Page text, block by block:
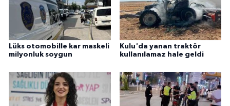
Lüks otomobille kar maskeli
milyonluk soygun
Kulu'da yanan traktör
kullanılamaz hale geldi